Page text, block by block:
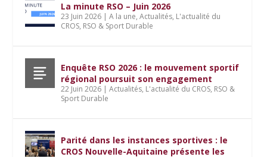
La minute RSO – Juin 2026
23 Juin 2026 |A la une,Actualités, L'actualité du
CROS, RSO & Sport Durable
Enquête RSO 2026 : le mouvement sportif
régional poursuit son engagement
22 Juin 2026 |Actualités, L'actualité du CROS, RSO &
Sport Durable
Parité dans les instances sportives : le
CROS Nouvelle-Aquitaine présente les